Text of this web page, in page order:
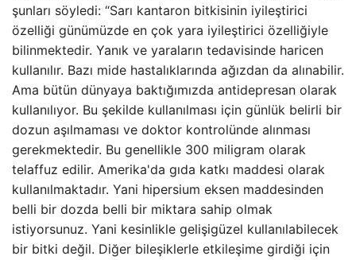
şunları söyledi: “Sarı kantaron bitkisinin iyileştirici
özelliği günümüzde en çok yara iyileştirici özelliğiyle
bilinmektedir. Yanık ve yaraların tedavisinde haricen
kullanılır. Bazı mide hastalıklarında ağızdan da alınabilir.
Ama bütün dünyaya baktığımızda antidepresan olarak
kullanılıyor. Bu şekilde kullanılması için günlük belirli bir
dozun aşılmaması ve doktor kontrolünde alınması
gerekmektedir. Bu genellikle 300 miligram olarak
telaffuz edilir. Amerika'da gıda katkı maddesi olarak
kullanılmaktadır. Yani hipersium eksen maddesinden
belli bir dozda belli bir miktara sahip olmak
istiyorsunuz. Yani kesinlikle gelişigüzel kullanılabilecek
bir bitki değil. Diğer bileşiklerle etkileşime girdiği için